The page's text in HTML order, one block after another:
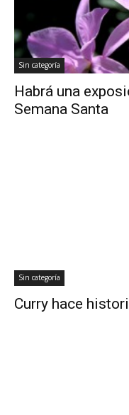
Sin categoría
Habrá una
Semana Santa
Sin categoría
Curry hace